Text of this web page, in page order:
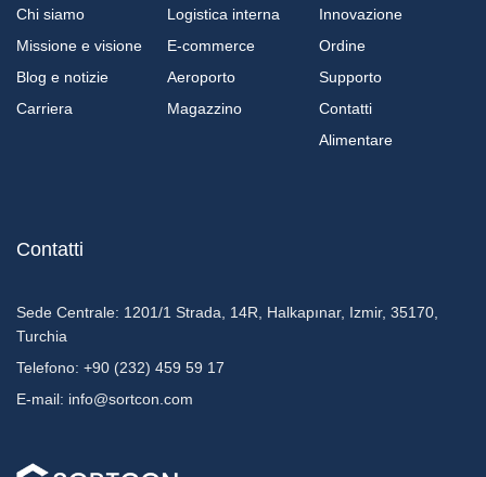
Chi siamo Logistica interna
Innovazione
Missione e visione
E-commerce
Ordine
Blog e notizie
Aeroporto
Supporto
Carriera
Magazzino
Contatti
Alimentare
Contatti
Sede Centrale: 1201/1 Strada, 14R, Halkapınar, Izmir, 35170,
Turchia
Telefono: +90 (232) 459 59 17
E-mail: info@sortcon.com